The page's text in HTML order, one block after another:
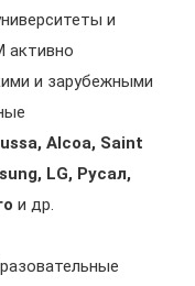
и
активно
и зарубежными
Alcoa, Saint
LG, Русал,
и др.